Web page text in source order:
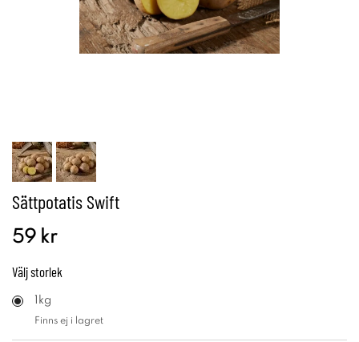
Sättpotatis Swift
59 kr
Väljstorlek
1kg
Finns ej i lagret